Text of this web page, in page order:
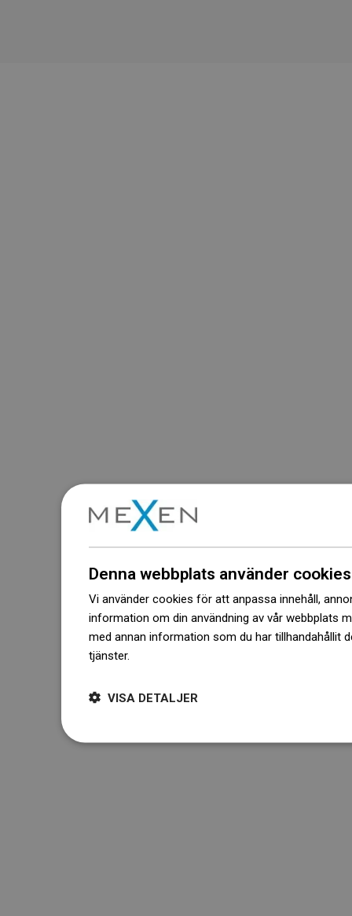
Denna webbplats använder cookies
Vi använder cookies för att anpassa innehåll,
information om din användning av vår webbplats
med annan information som du har tillhandahållit
tjänster.
VISA DETALJER